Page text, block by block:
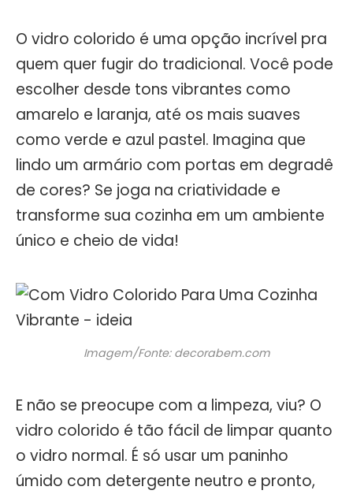
O vidro colorido é uma opção incrível pra
quem quer fugir do tradicional. Você pode
escolher desde tons vibrantes como
amarelo e laranja, até os mais suaves
como verde e azul pastel. Imagina que
lindo um armário com portas em degradê
de cores? Se joga na criatividade e
transforme sua cozinha em um ambiente
único e cheio de vida!
Imagem/Fonte: decorabem.com
E não se preocupe com a limpeza, viu? O
vidro colorido é tão fácil de limpar quanto
o vidro normal. É só usar um paninho
úmido com detergente neutro e pronto,